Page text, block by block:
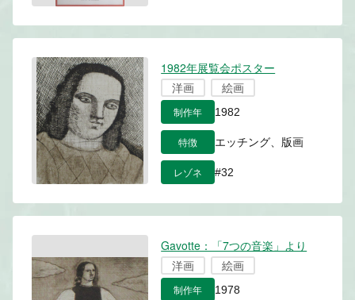
1982年展覧会ポスター
洋画
絵画
制作年 1982
特徴 エッチング、版画
レゾネ #32
Gavotte：「7つの音楽」より
洋画
絵画
制作年 1978